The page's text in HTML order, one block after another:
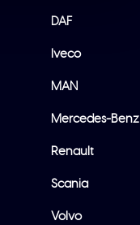
DAF
Iveco
MAN
Mercedes-Benz
Renault
Scania
Volvo